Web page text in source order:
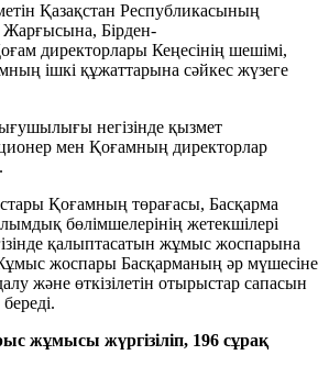
Қазақстан Республикасының
Бірден-
директорлары Кеңесінің шешімі,
ішкі құжаттарына сәйкес жүзеге
негізінде қызмет
мен Қоғамның директорлар
Қоғамның төрағасы, Басқарма
бөлімшелерінің жетекшілері
қалыптасатын жұмыс жоспарына
Жұмыс жоспары Басқарманың әр мүшесіне
және өткізілетін отырыстар сапасын
жұмысы жүргізіліп, 196 сұрақ